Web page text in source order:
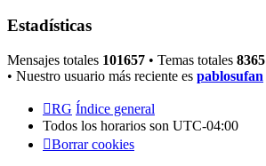
Estadísticas
Mensajes totales 101657 • Temas totales 8365
• Nuestro usuario más reciente es pablosufan
RG Índice general
Todos los horarios son UTC-04:00
Borrar cookies